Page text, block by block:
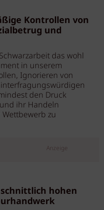
Kontrollen von
und
das wohl
in unserem
Ignorieren von
den Druck
ihr Handeln
zu
Anzeige
hohen